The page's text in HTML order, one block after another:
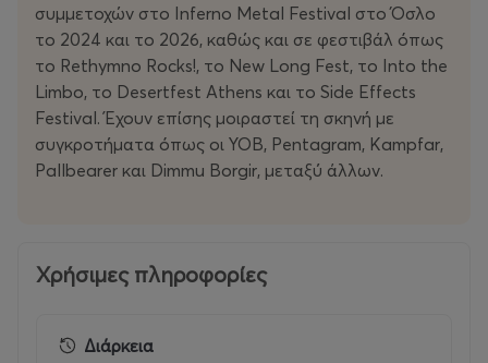
συμμετοχών στο Inferno Metal Festival στο Όσλο
το 2024 και το 2026, καθώς και σε φεστιβάλ όπως
το Rethymno Rocks!, το New Long Fest, το Into the
Limbo, το Desertfest Athens και το Side Effects
Festival. Έχουν επίσης μοιραστεί τη σκηνή με
συγκροτήματα όπως οι YOB, Pentagram, Kampfar,
Pallbearer και Dimmu Borgir, μεταξύ άλλων.
Χρήσιμες πληροφορίες
Διάρκεια